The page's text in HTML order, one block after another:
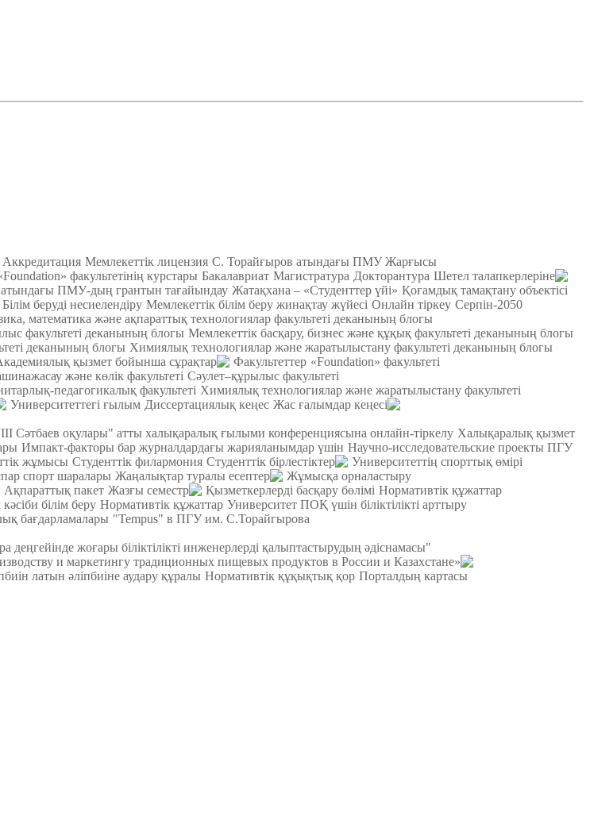
Аккредитация Мемлекеттік лицензия С. Торайғыров атындағы ПМУ Жарғысы
факультетінің курстары Бакалавриат Магистратура Докторантура Шетел талапкерлеріне
ПМУ-дың грантын тағайындау Жатақхана – «Студенттер үйі» Қоғамдық тамақтану объектісі
Білім беруді несиелендіру Мемлекеттік білім беру жинақтау жүйесі Онлайн тіркеу Серпін-2050
математика және ақпараттық технологиялар факультеті деканының блогы
факультеті деканының блогы Мемлекеттік басқару, бизнес және құқық факультеті деканының блогы
деканының блогы Химиялық технологиялар және жаратылыстану факультеті деканының блогы
қызмет бойынша сұрақтар Факультеттер «Foundation» факультеті
және көлік факультеті Cәулет–құрылыс факультеті
педагогикалық факультеті Химиялық технологиялар және жаратылыстану факультеті
Университеттегі ғылым Диссертациялық кеңес Жас ғалымдар кеңесі
оқулары" атты халықаралық ғылыми конференциясына онлайн-тіркелу Халықаралық қызмет
Импакт-факторы бар журналдардағы жарияланымдар үшін Научно-исследовательские проекты ПГУ
жұмысы Студенттік филармония Студенттік бірлестіктер
Университеттің спорттық өмірі
спорт шаралары Жаңалықтар туралы есептер
Жұмысқа орналастыру
Ақпараттық пакет Жазғы семестр Қызметкерлерді басқару бөлімі Нормативтік құжаттар
білім беру Нормативтік құжаттар Университет ПОҚ үшін біліктілікті арттыру
бағдарламалары "Tempus" в ПГУ им. С.Торайгырова
жоғары біліктілікті инженерлерді қалыптастырудың әдіснамасы"
и маркетингу традиционных пищевых продуктов в России и Казахстане»
латын әліпбиіне аудару құралы Нормативтік құқықтық қор Порталдың картасы